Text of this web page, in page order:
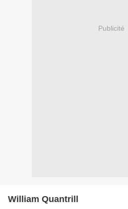
Publicité
William Quantrill